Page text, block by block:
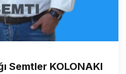
Semtler KOLONAKI